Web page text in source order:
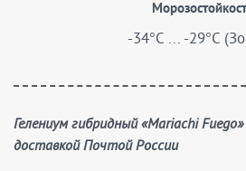
-34°C ... -29°C
Гелениум гибридный «Mariachi Fuego» по низкой цене с
доставкой Почтой России